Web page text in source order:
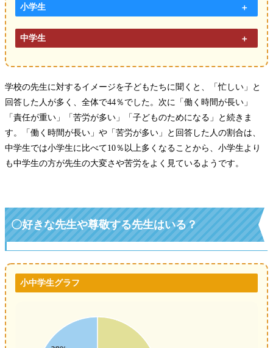
小学生
中学生
学校の先生に対するイメージを子どもたちに聞くと、「忙しい」と
回答した人が多く、全体で44％でした。次に「働く時間が長い」
「責任が重い」「苦労が多い」「子どものためになる」と続きま
す。「働く時間が長い」や「苦労が多い」と回答した人の割合は、
中学生では小学生に比べて10％以上多くなることから、小学生より
も中学生の方が先生の大変さや苦労をよく見ているようです。
〇好きな先生や尊敬する先生はいる？
小中学生グラフ